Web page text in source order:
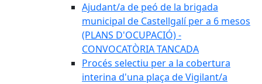
Ajudant/a de peó de la brigada
municipal de Castellgalí per a 6 mesos
(PLANS D'OCUPACIÓ) -
CONVOCATÒRIA TANCADA
Procés selectiu per a la cobertura
interina d'una plaça de Vigilant/a